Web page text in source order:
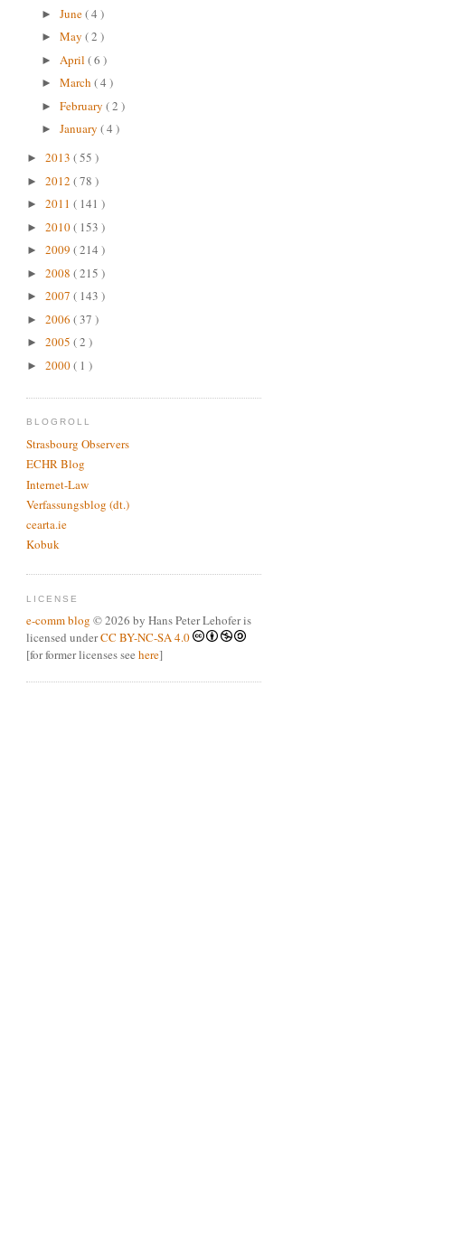
► June( 4 )
► May ( 2 )
► April ( 6 )
► March ( 4 )
► February ( 2 )
► January ( 4 )
► 2013 ( 55 )
► 2012 ( 78 )
► 2011 ( 141 )
► 2010( 153 )
► 2009 ( 214 )
► 2008 ( 215 )
► 2007 ( 143 )
► 2006 ( 37 )
► 2005 ( 2 )
► 2000( 1 )
BLOGROLL
Strasbourg Observers
ECHR Blog
Internet-Law
Verfassungsblog (dt.)
cearta.ie
Kobuk
LICENSE
e-comm blog © 2026 by Hans Peter Lehofer is
licensed underCC BY-NC-SA 4.0
[for former licenses see here]